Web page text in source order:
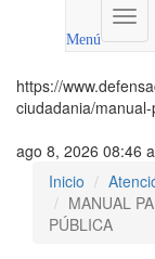
Menú
Menú
https://
ciudadania/
ago 8, 2026 08:46
Inicio
MANUAL
PÚBLICA